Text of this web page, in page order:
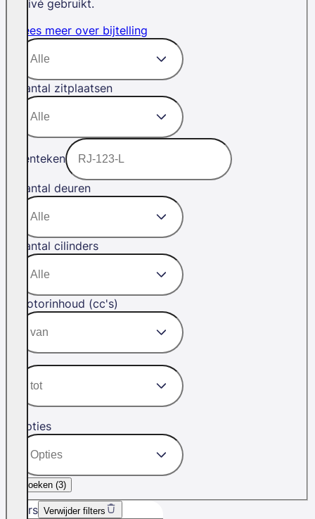
privé gebruikt.
Lees meer over bijtelling
Aantal zitplaatsen
Kenteken
Aantal deuren
Aantal cilinders
Motorinhoud (cc's)
Opties
Zoeken (3)
Filters Verwijder filters